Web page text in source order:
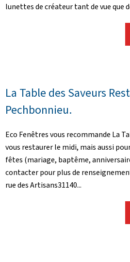
lunettes de créateur tant de vue que
La Table des Saveurs
Pechbonnieu.
Eco Fenêtres vous recommande La
vous restaurer le midi, mais aussi
fêtes (mariage, baptême,
contacter pour plus de
rue des Artisans31140...